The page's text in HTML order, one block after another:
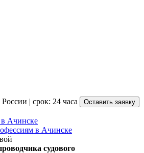
| срок: 24 часа Оставить заявку
Ачинске
в Ачинске
судового